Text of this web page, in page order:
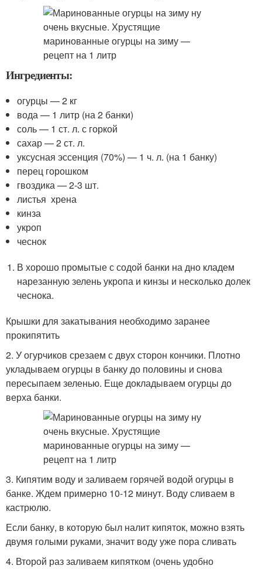
Ингредиенты:
огурцы — 2 кг
вода — 1 литр (на 2 банки)
соль — 1 ст. л. с горкой
сахар — 2 ст. л.
уксусная эссенция (70%) — 1 ч. л. (на 1 банку)
перец горошком
гвоздика — 2-3 шт.
листья хрена
кинза
укроп
чеснок
В хорошо промытые с содой банки на дно кладем
нарезанную зелень укропа и кинзы и несколько долек
чеснока.
Крышки для закатывания необходимо заранее
прокипятить
2. У огурчиков срезаем с двух сторон кончики. Плотно
укладываем огурцы в банку до половины и снова
пересыпаем зеленью. Еще докладываем огурцы до
верха банки.
3. Кипятим воду и заливаем горячей водой огурцы в
банке. Ждем примерно 10-12 минут. Воду сливаем в
кастрюлю.
Если банку, в которую был налит кипяток, можно взять
двумя голыми руками, значит воду уже пора сливать
4. Второй раз заливаем кипятком (очень удобно